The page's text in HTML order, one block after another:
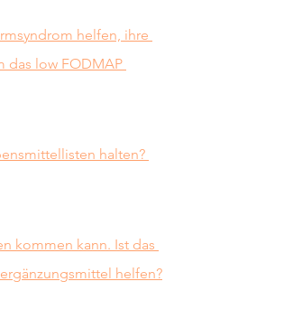
helfen, ihre
das low FODMAP
halten?
kommen kann. Ist das
helfen?